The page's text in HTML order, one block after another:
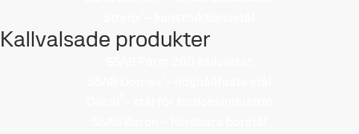
Kallvalsade produkter